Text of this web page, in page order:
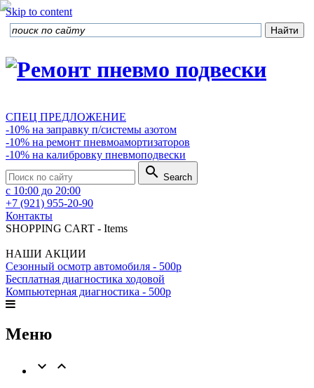
Skip to content
СПЕЦ ПРЕДЛОЖЕНИЕ
-10% на заправку п/системы азотом
-10% на ремонт пневмоамортизаторов
-10% на калибровку пневмоподвески
search Search
с 10:00 до 20:00
+7 (921) 955-20-90
Контакты
SHOPPING CART - Items
НАШИ АКЦИИ
Сезонный осмотр автомобиля - 500р
Бесплатная диагностика ходовой
Компьютерная диагностика - 500р
Меню
 